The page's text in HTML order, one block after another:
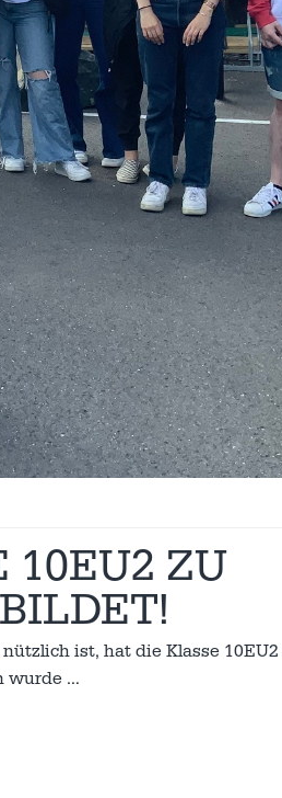
10EU2 ZU
ist, hat die Klasse
wurde …